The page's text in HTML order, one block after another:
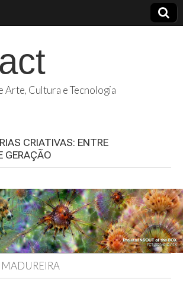
Arte, Cultura e Tecnologia
CRIATIVAS: ENTRE
GERAÇÃO